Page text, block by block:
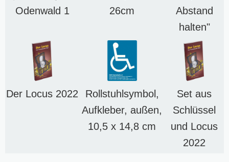
Odenwald 1
26cm
Abstand
halten"
Der Locus 2022
Rollstuhlsymbol,
Aufkleber, außen,
10,5 x 14,8 cm
Set aus
Schlüssel
und Locus
2022